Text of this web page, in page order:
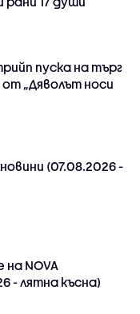
пуска на търг
„Дяволът носи
(07.08.2026 -
NOVA
- лятна късна)